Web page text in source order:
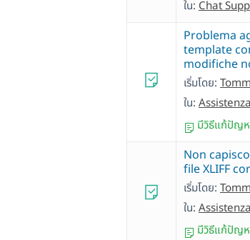
ใน: Chat
Problema
template
modifiche
เริ่มโดย:
ใน:
มีวิธีแก้ปัญ
Non
file XLIFF
เริ่มโดย:
ใน:
มีวิธีแก้ปัญ